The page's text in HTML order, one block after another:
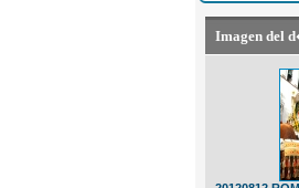
Imagen del